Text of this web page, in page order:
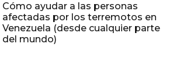
Cómo ayudar a las personas
afectadas por los terremotos en
Venezuela (desde cualquier parte
del mundo)